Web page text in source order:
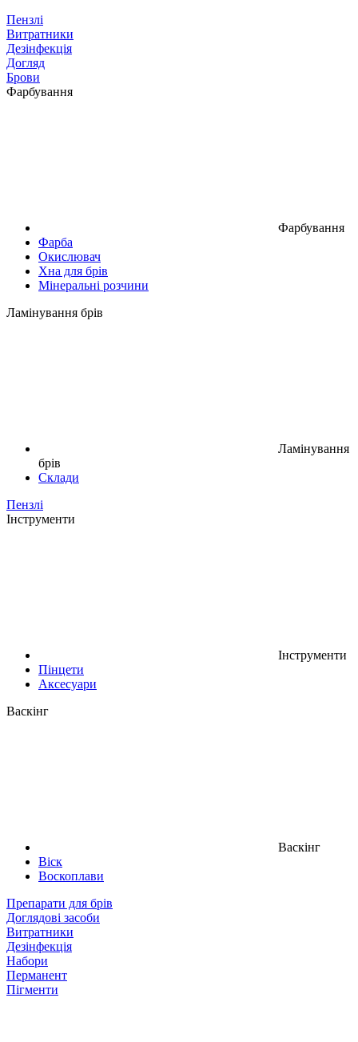
Пензлі
Витратники
Дезінфекція
Догляд
Брови
Фарбування
Фарбування
Фарба
Окислювач
Хна для брів
Мінеральні розчини
Ламінування брів
Ламінування
брів
Склади
Пензлі
Інструменти
Інструменти
Пінцети
Аксесуари
Васкінг
Васкінг
Віск
Воскоплави
Препарати для брів
Доглядові засоби
Витратники
Дезінфекція
Набори
Перманент
Пігменти